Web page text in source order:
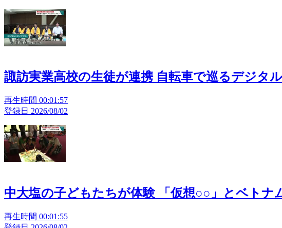
諏訪実業高校の生徒が連携 自転車で巡るデジタ
再生時間 00:01:57
登録日 2026/08/02
中大塩の子どもたちが体験 「仮想○○」とベトナ
再生時間 00:01:55